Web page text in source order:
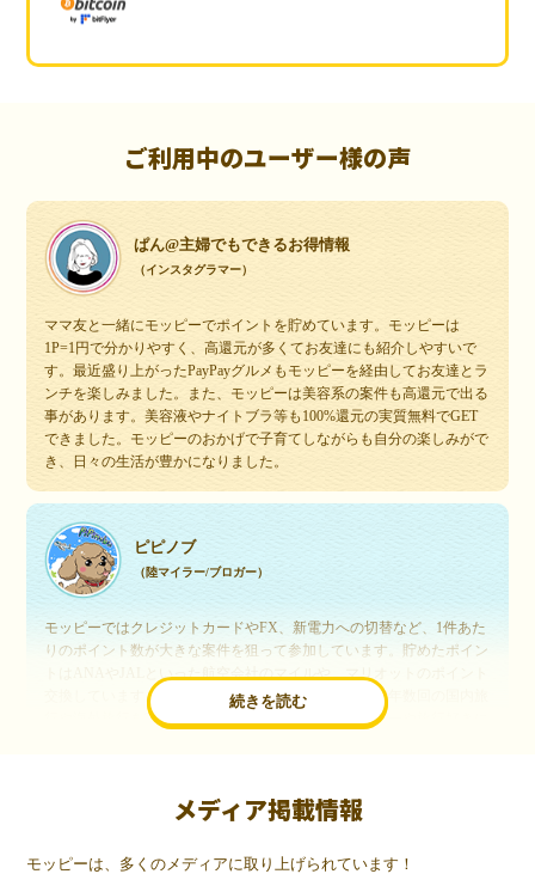
ご利用中のユーザー様の声
ぱん@主婦でもできるお得情報
（インスタグラマー）
ママ友と一緒にモッピーでポイントを貯めています。モッピーは
1P=1円で分かりやすく、高還元が多くてお友達にも紹介しやすいで
す。最近盛り上がったPayPayグルメもモッピーを経由してお友達とラ
ンチを楽しみました。また、モッピーは美容系の案件も高還元で出る
事があります。美容液やナイトブラ等も100%還元の実質無料でGET
できました。モッピーのおかげで子育てしながらも自分の楽しみがで
き、日々の生活が豊かになりました。
続きを読む
ピピノブ
（陸マイラー/ブロガー）
モッピーではクレジットカードやFX、新電力への切替など、1件あた
りのポイント数が大きな案件を狙って参加しています。貯めたポイン
交換しています。このようにすることで、ほぼ無料で年数回の国内旅
行や海外旅行を実現しています。モッピーは陸マイラーや旅行好きに
いつものネットショッピングが、モッピーでお得
（20代・女性）
メディア掲載情報
モッピーは、多くのメディアに取り上げられています！